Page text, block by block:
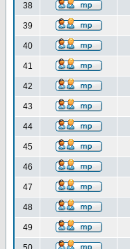
38
39
40
41
42
43
44
45
46
47
48
49